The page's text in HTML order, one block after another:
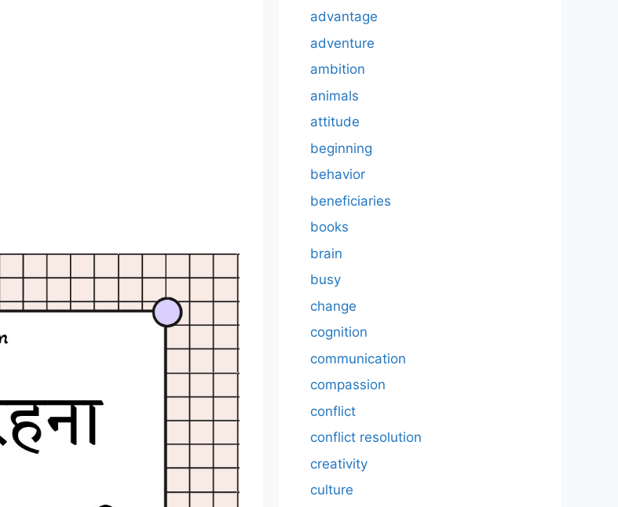
advantage
adventure
ambition
animals
attitude
beginning
behavior
beneficiaries
books
brain
busy
change
cognition
communication
compassion
conflict
conflict resolution
creativity
culture